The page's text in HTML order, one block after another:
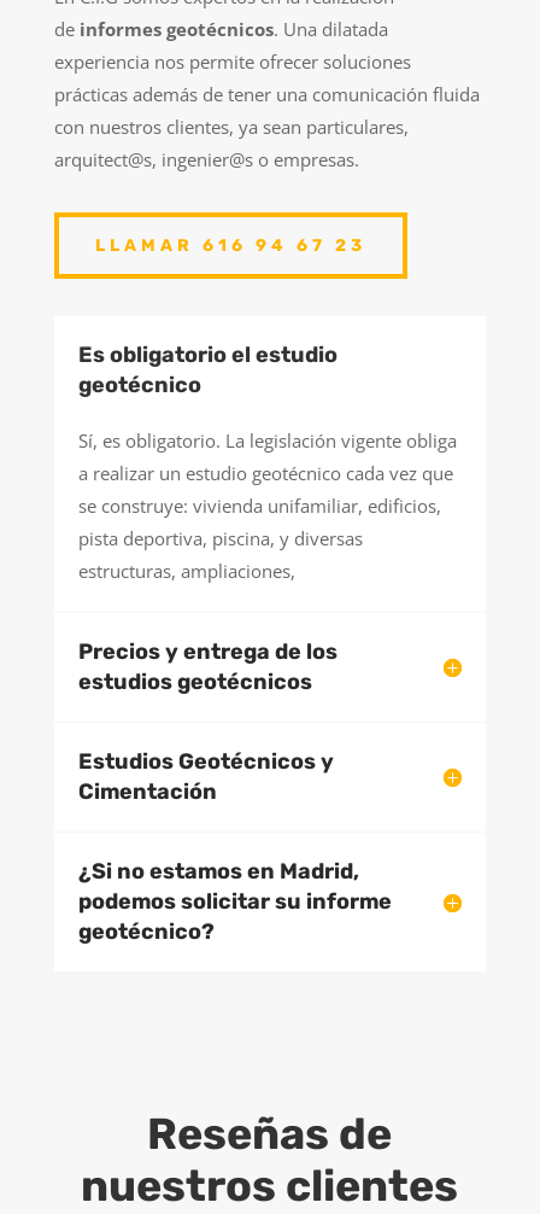
de informes geotécnicos. Una dilatada
experiencia nos permite ofrecer soluciones
prácticas además de tener una comunicación fluida
con nuestros clientes, ya sean particulares,
arquitect@s, ingenier@s o empresas.
LLAMAR 616 94 67 23
Es obligatorio el estudio
geotécnico
Sí, es obligatorio. La legislación vigente obliga
a realizar un estudio geotécnico cada vez que
se construye: vivienda unifamiliar, edificios,
pista deportiva, piscina, y diversas
estructuras, ampliaciones,
Precios y entrega de los
estudios geotécnicos
Estudios Geotécnicos y
Cimentación
¿Si no estamos en Madrid,
podemos solicitar su informe
geotécnico?
Reseñas de
nuestros clientes